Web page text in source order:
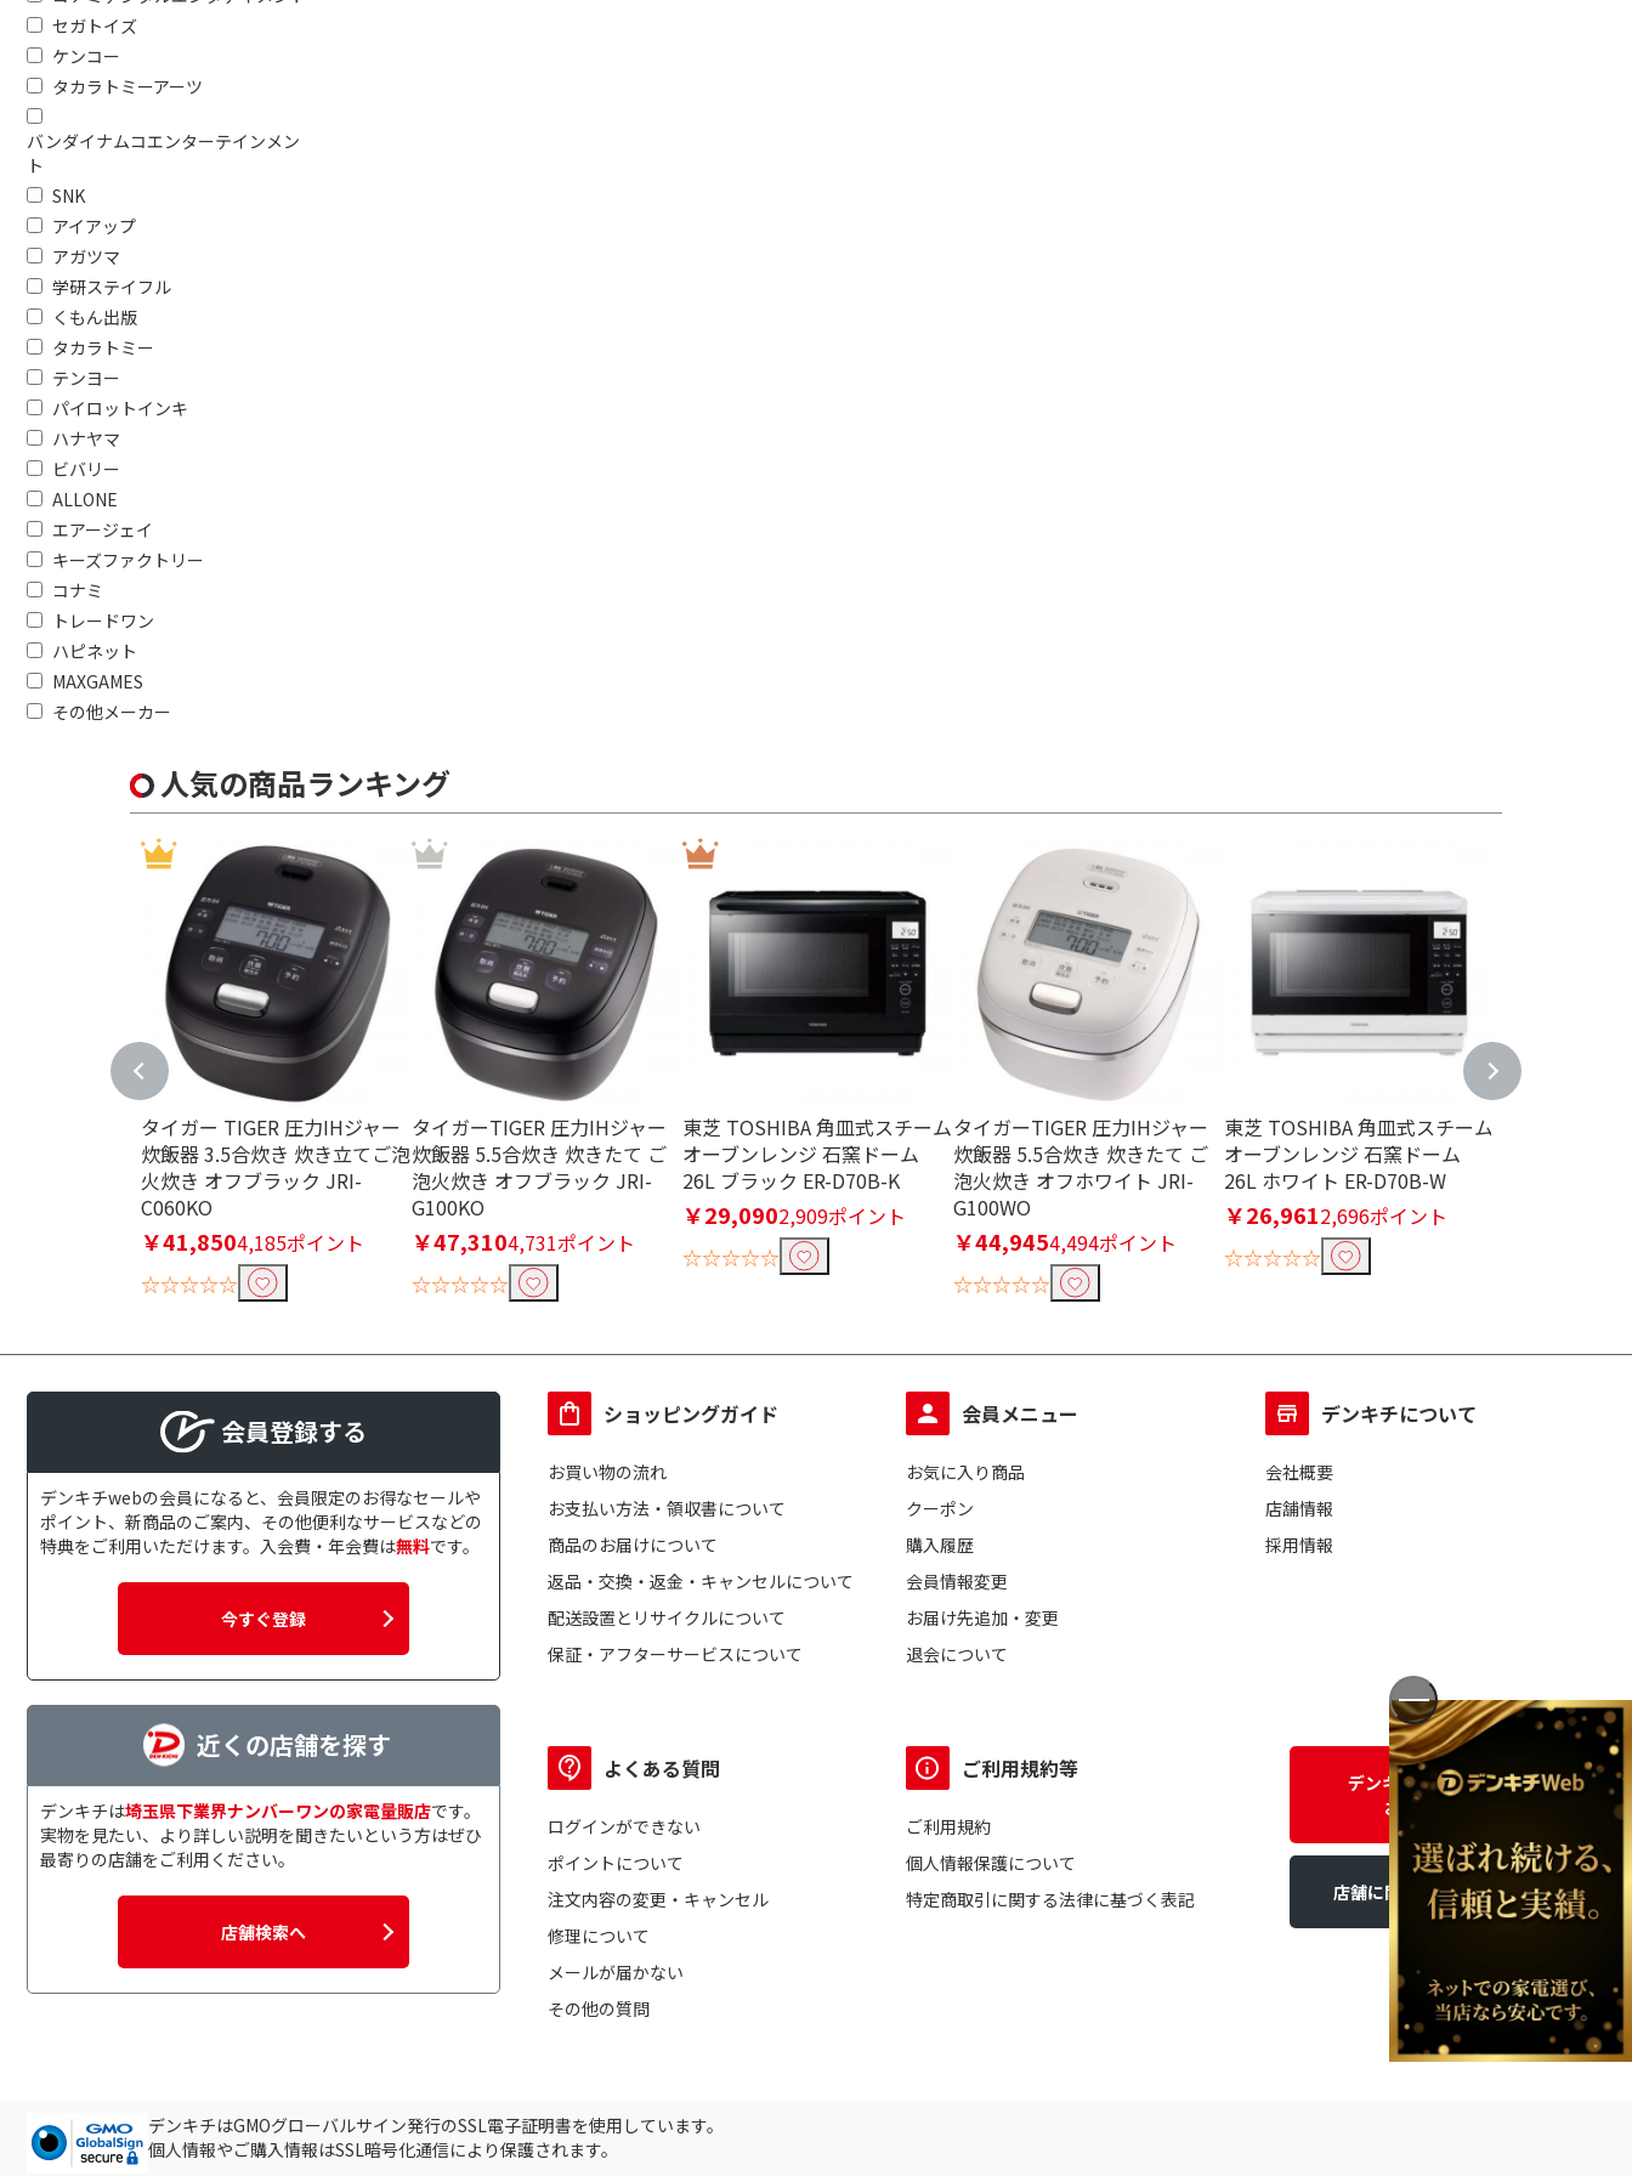
セガトイズ
ケンコー
タカラトミーアーツ
バンダイナムコエンターテインメン
ト
SNK
アイアップ
アガツマ
学研ステイフル
くもん出版
タカラトミー
テンヨー
パイロットインキ
ハナヤマ
ビバリー
ALLONE
エアージェイ
キーズファクトリー
コナミ
トレードワン
ハピネット
MAXGAMES
その他メーカー
人気の商品ランキング
タイガー TIGER 圧力IHジャー
炊飯器 3.5合炊き 炊き立てご泡
火炊き オフブラック JRI-
C060KO
￥41,8504,185ポイント
☆☆☆☆☆
タイガーTIGER 圧力IHジャー
炊飯器 5.5合炊き 炊きたて ご
泡火炊き オフブラック JRI-
G100KO
￥47,3104,731ポイント
☆☆☆☆☆
東芝 TOSHIBA 角皿式スチーム
オーブンレンジ 石窯ドーム
26L ブラック ER-D70B-K
￥29,0902,909ポイント
☆☆☆☆☆
タイガーTIGER 圧力IHジャー
炊飯器 5.5合炊き 炊きたて ご
泡火炊き オフホワイト JRI-
G100WO
￥44,9454,494ポイント
☆☆☆☆☆
東芝 TOSHIBA 角皿式スチーム
オーブンレンジ 石窯ドーム
26L ホワイト ER-D70B-W
￥26,9612,696ポイント
☆☆☆☆☆
会員登録する
デンキチwebの会員になると、会員限定のお得なセールや
ポイント、新商品のご案内、その他便利なサービスなどの
特典をご利用いただけます。入会費・年会費は無料です。
今すぐ登録
近くの店舗を探す
デンキチは埼玉県下業界ナンバーワンの家電量販店です。
実物を見たい、より詳しい説明を聞きたいという方はぜひ
最寄りの店舗をご利用ください。
店舗検索へ
ショッピングガイド
お買い物の流れ
お支払い方法・領収書について
商品のお届けについて
返品・交換・返金・キャンセルについて
配送設置とリサイクルについて
保証・アフターサービスについて
会員メニュー
お気に入り商品
クーポン
購入履歴
会員情報変更
お届け先追加・変更
退会について
デンキチについて
会社概要
店舗情報
採用情報
よくある質問
ログインができない
ポイントについて
注文内容の変更・キャンセル
修理について
メールが届かない
その他の質問
ご利用規約等
ご利用規約
個人情報保護について
特定商取引に関する法律に基づく表記
デンキチWEBに関する
お問い合わせ
店舗に関するお問い合わせ
デンキチはGMOグローバルサイン発行のSSL電子証明書を使用しています。
個人情報やご購入情報はSSL暗号化通信により保護されます。